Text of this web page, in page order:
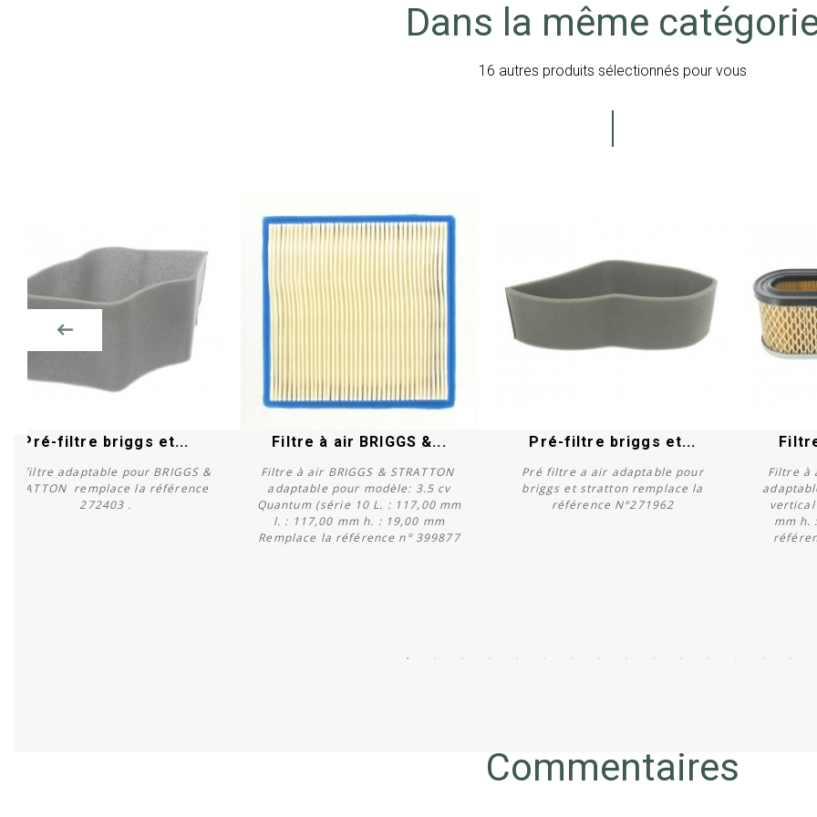
Dans la même
16 autres produits sélectionnés pour vous
Pré-filtre briggs et...
Pré filtre adaptable pour BRIGGS &
STRATTON remplace la référence
272403 .
Acheter
Filtre à air BRIGGS &...
Filtre à air BRIGGS & STRATTON
adaptable pour modèle: 3.5 cv
Quantum (série 10 L. : 117,00 mm
l. : 117,00 mm h. : 19,00 mm
Remplace la référence n° 399877
Pré-filtre briggs et...
Pré filtre a air adaptable pour
briggs et stratton remplace la
référence N°271962
Filtre à
vertical
mm h.
Commentaires